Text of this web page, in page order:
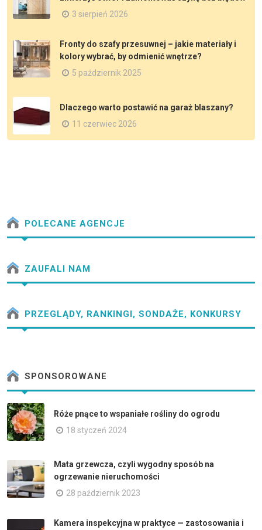
3 sierpień 2026
Fronty do szafy przesuwnej – jakie materiały i
kolory wybrać, by odmienić wnętrze?
5 październik 2025
Dlaczego warto postawić na garaż blaszany?
11 czerwiec 2026
POLECANE AGENCJE
ZAUFALI NAM
PRZEGLĄDY, RANKINGI, SONDAŻE, KONKURSY
SPONSOROWANE
Róże pnące to wspaniałe rośliny do ogrodu
18 styczeń 2024
Mata grzewcza, czyli wygodny sposób na
ogrzewanie nieruchomości
28 październik 2023
Kamera inspekcyjna w praktyce — zastosowania i